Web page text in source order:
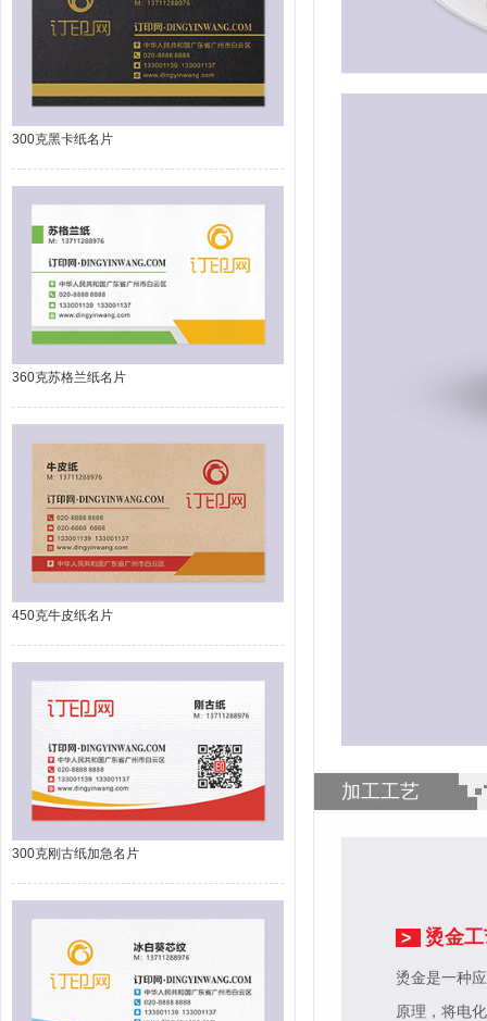
300克黑卡纸名片
360克苏格兰纸名片
450克牛皮纸名片
300克刚古纸加急名片
加工工艺
> 烫金
烫金是一种
原理，将电